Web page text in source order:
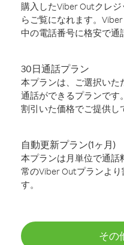
購入したViber Outクレ
らご覧になれます。
中の電話番号に格安で通
30日通話プラン
本プランは、ご選択いた
通話ができるプランです
割引いた価格でご提供し
自動更新プラン(1ヶ月)
本プランは月単位で通話
常のViber Outプランよ
す。
その